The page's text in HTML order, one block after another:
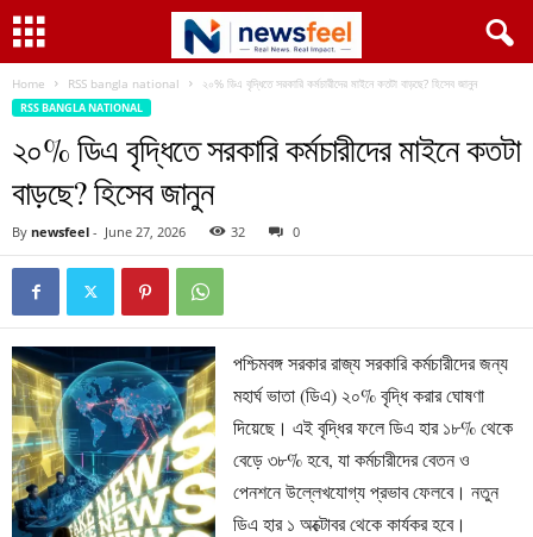
Home RSS bangla national ২০% ডিএ বৃদ্ধিতে সরকারি কর্মচারীদের মাইনে কতটা বাড়ছে? হিসেব জানুন
RSS BANGLA NATIONAL
২০% ডিএ বৃদ্ধিতে সরকারি কর্মচারীদের মাইনে কতটা
বাড়ছে? হিসেব জানুন
By newsfeel - June 27, 2026 32 0
পশ্চিমবঙ্গ সরকার রাজ্য সরকারি কর্মচারীদের জন্য
মহার্ঘ ভাতা (ডিএ) ২০% বৃদ্ধি করার ঘোষণা
দিয়েছে। এই বৃদ্ধির ফলে ডিএ হার ১৮% থেকে
বেড়ে ৩৮% হবে, যা কর্মচারীদের বেতন ও
পেনশনে উল্লেখযোগ্য প্রভাব ফেলবে। নতুন
ডিএ হার ১ অক্টোবর থেকে কার্যকর হবে।